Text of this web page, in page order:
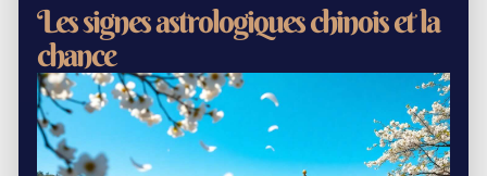
Les signes astrologiques chinois et la
chance